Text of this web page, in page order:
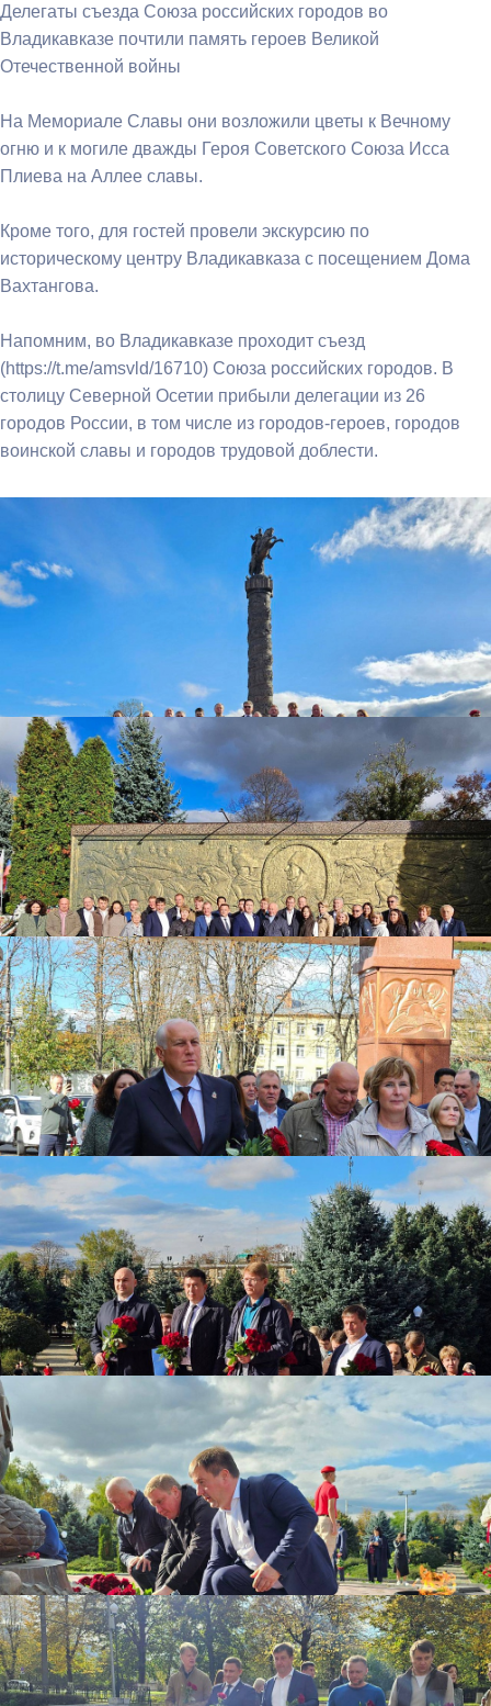
Делегаты съезда Союза российских городов во
Владикавказе почтили память героев Великой
Отечественной войны
На Мемориале Славы они возложили цветы к Вечному
огню и к могиле дважды Героя Советского Союза Исса
Плиева на Аллее славы.
Кроме того, для гостей провели экскурсию по
историческому центру Владикавказа с посещением Дома
Вахтангова.
Напомним, во Владикавказе проходит съезд
(https://t.me/amsvld/16710) Союза российских городов. В
столицу Северной Осетии прибыли делегации из 26
городов России, в том числе из городов-героев, городов
воинской славы и городов трудовой доблести.